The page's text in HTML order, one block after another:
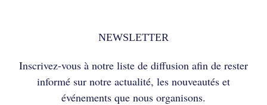
NEWSLETTER
Inscrivez-vous à notre liste de diffusion afin de rester
informé sur notre actualité, les nouveautés et
événements que nous organisons.